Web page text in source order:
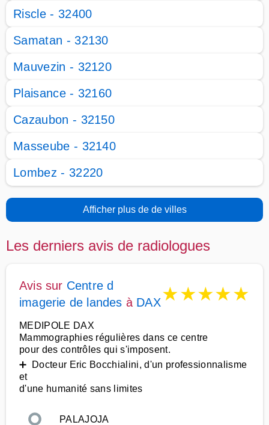
Riscle - 32400
Samatan - 32130
Mauvezin - 32120
Plaisance - 32160
Cazaubon - 32150
Masseube - 32140
Lombez - 32220
Afficher plus de de villes
Les derniers avis de radiologues
Avis sur Centre d
imagerie de landes à DAX★★★★★
MEDIPOLE DAX
Mammographies régulières dans ce centre
pour des contrôles qui s'imposent.
➕ Docteur Eric Bocchialini, d'un professionnalisme
et
d'une humanité sans limites
PALAJOJA